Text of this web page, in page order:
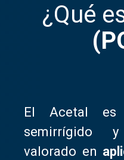
¿Qué
El Acetal es
semirrígido
valorado en